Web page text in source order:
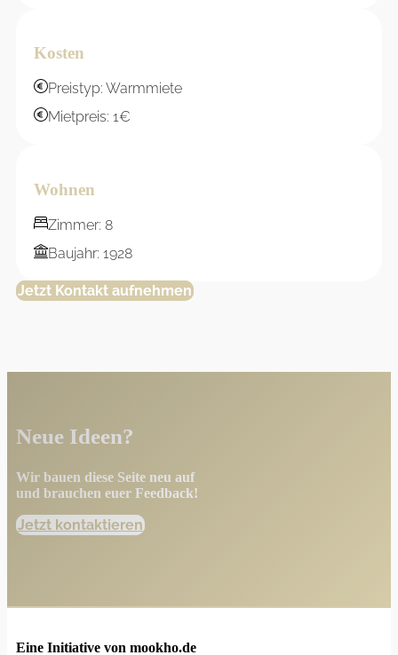
Kosten
Preistyp: Warmmiete
Mietpreis: 1€
Wohnen
Zimmer: 8
Baujahr: 1928
Jetzt Kontakt aufnehmen
Neue Ideen?
Wir bauen diese Seite neu auf
und brauchen euer Feedback!
Jetzt kontaktieren
Eine Initiative von mookho.de